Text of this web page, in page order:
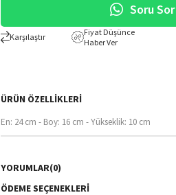
Soru Sor
Karşılaştır
Fiyat Düşünce
Haber Ver
ÜRÜN ÖZELLIKLERI
En: 24 cm - Boy: 16 cm - Yükseklik: 10 cm
YORUMLAR(0)
ÖDEME SEÇENEKLERI